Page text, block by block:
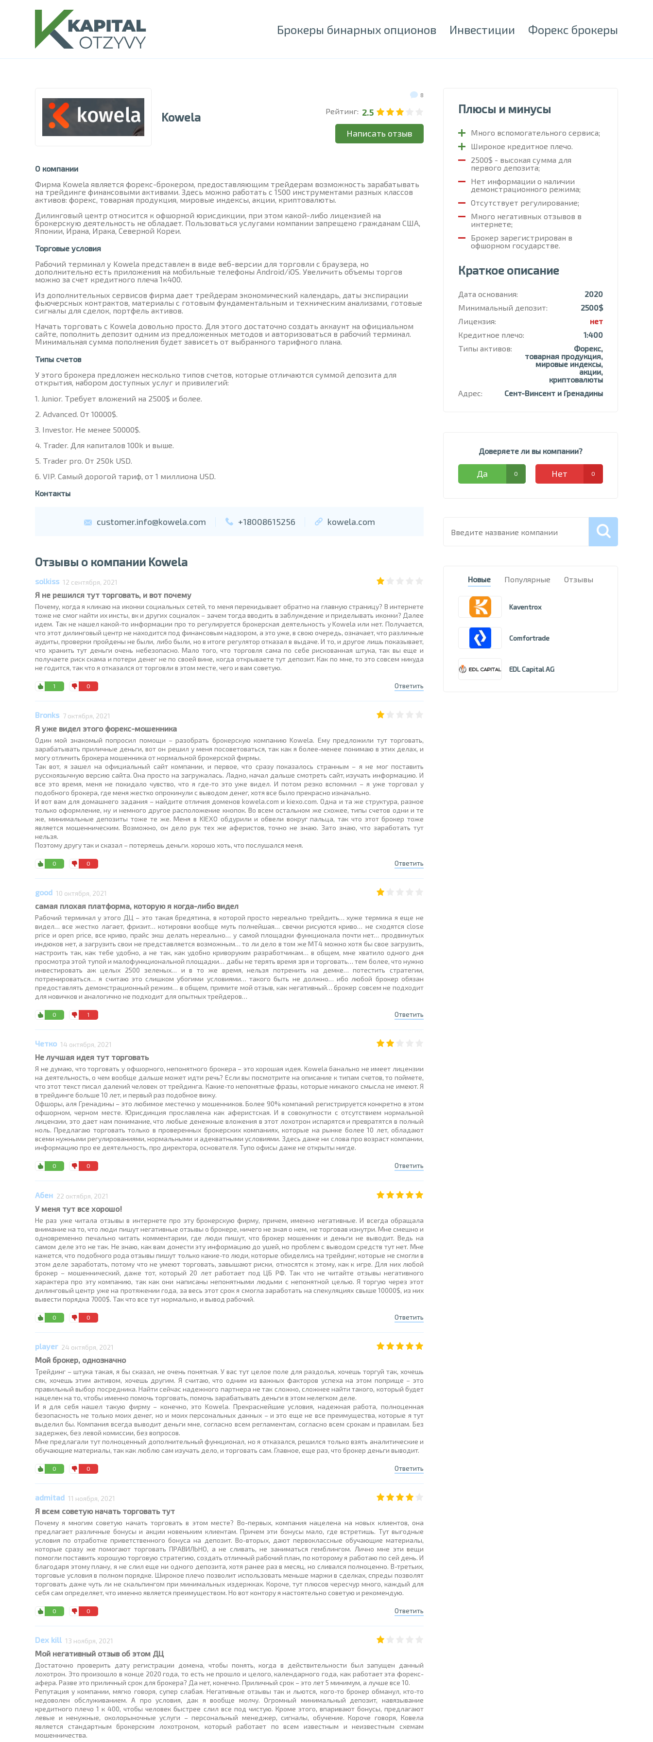
Брокеры бинарных опционов Инвестиции Форекс брокеры
Kowela
8
Рейтинг: 2.5
Написать отзыв
О компании
Фирма Kowela является форекс-брокером, предоставляющим трейдерам возможность зарабатывать
на трейдинге финансовыми активами. Здесь можно работать с 1500 инструментами разных классов
активов: форекс, товарная продукция, мировые индексы, акции, криптовалюты.
Дилинговый центр относится к офшорной юрисдикции, при этом какой-либо лицензией на
брокерскую деятельность не обладает. Пользоваться услугами компании запрещено гражданам США,
Японии, Ирана, Ирака, Северной Кореи.
Торговые условия
Рабочий терминал у Kowela представлен в виде веб-версии для торговли с браузера, но
дополнительно есть приложения на мобильные телефоны Android/iOS. Увеличить объемы торгов
можно за счет кредитного плеча 1к400.
Из дополнительных сервисов фирма дает трейдерам экономический календарь, даты экспирации
фьючерсных контрактов, материалы с готовым фундаментальным и техническим анализами, готовые
сигналы для сделок, портфель активов.
Начать торговать с Kowela довольно просто. Для этого достаточно создать аккаунт на официальном
сайте, пополнить депозит одним из предложенных методов и авторизоваться в рабочий терминал.
Минимальная сумма пополнения будет зависеть от выбранного тарифного плана.
Типы счетов
У этого брокера предложен несколько типов счетов, которые отличаются суммой депозита для
открытия, набором доступных услуг и привилегий:
Junior. Требует вложений на 2500$ и более.
Advanced. От 10000$.
Investor. Не менее 50000$.
Trader. Для капиталов 100k и выше.
Trader pro. От 250k USD.
VIP. Самый дорогой тариф, от 1 миллиона USD.
Контакты
customer.info@kowela.com +18008615256 kowela.com
Отзывы о компании Kowela
solkiss 12 сентября, 2021
Я не решился тут торговать, и вот почему
Почему, когда я кликаю на иконки социальных сетей, то меня перекидывает обратно на главную страницу? В интернете
тоже не смог найти их инсты, вк и других социалок – зачем тогда вводить в заблуждение и приделывать иконки? Далее
идем. Так не нашел какой-то информации про то регулируется брокерская деятельность у Kowela или нет. Получается,
что этот дилинговый центр не находится под финансовым надзором, а это уже, в свою очередь, означает, что различные
аудиты, проверки пройдены не были, либо были, но в итоге регулятор отказал в выдаче. И то, и другое лишь показывает,
что хранить тут деньги очень небезопасно. Мало того, что торговля сама по себе рискованная штука, так вы еще и
получаете риск скама и потери денег не по своей вине, когда открываете тут депозит. Как по мне, то это совсем никуда
не годится, так что я отказался от торговли в этом месте, чего и вам советую.
1 0 Ответить
Bronks 7 октября, 2021
Я уже видел этого форекс-мошенника
Один мой знакомый попросил помощи – разобрать брокерскую компанию Kowela. Ему предложили тут торговать,
зарабатывать приличные деньги, вот он решил у меня посоветоваться, так как я более-менее понимаю в этих делах, и
могу отличить брокера мошенника от нормальной брокерской фирмы.
Так вот, я зашел на официальный сайт компании, и первое, что сразу показалось странным – я не мог поставить
русскоязычную версию сайта. Она просто на загружалась. Ладно, начал дальше смотреть сайт, изучать информацию. И
все это время, меня не покидало чувство, что я где-то это уже видел. И потом резко вспомнил – я уже торговал у
подобного брокера, где меня жестко опрокинули с выводом денег, хотя все было прекрасно изначально.
И вот вам для домашнего задания – найдите отличия доменов kowela.com и kiexo.com. Одна и та же структура, разное
только оформление, ну и немного другое расположение кнопок. Во всем остальном же схожее, типы счетов одни и те
же, минимальные депозиты тоже те же. Меня в KIEXO обдурили и обвели вокруг пальца, так что этот брокер тоже
является мошенническим. Возможно, он дело рук тех же аферистов, точно не знаю. Зато знаю, что заработать тут
нельзя.
Поэтому другу так и сказал – потеряешь деньги. хорошо хоть, что послушался меня.
0 0 Ответить
good 10 октября, 2021
самая плохая платформа, которую я когда-либо видел
Рабочий терминал у этого ДЦ – это такая бредятина, в которой просто нереально трейдить… хуже термика я еще не
видел… все жестко лагает, фризит… котировки вообще муть полнейшая… свечки рисуются криво… не сходятся close
price и open price, все криво, прайс экш делать нереально… у самой площадки функционала почти нет… продвинутых
индюков нет, а загрузить свои не представляется возможным… то ли дело в том же МТ4 можно хотя бы свое загрузить,
настроить так, как тебе удобно, а не так, как удобно криворуким разработчикам… в общем, мне хватило одного дня
просмотра этой тупой и малофункциональной площадки… дабы не терять время зря и торговать… тем более, что нужно
инвестировать аж целых 2500 зеленых… и в то же время, нельзя потренить на демке… потестить стратегии,
потренироваться… я считаю это слишком убогими условиями… такого быть не должно… ибо любой брокер обязан
предоставлять демонстрационный режим… в общем, примите мой отзыв, как негативный… брокер совсем не подходит
для новичков и аналогично не подходит для опытных трейдеров…
0 1 Ответить
Четко 14 октября, 2021
Не лучшая идея тут торговать
Я не думаю, что торговать у офшорного, непонятного брокера – это хорошая идея. Kowela банально не имеет лицензии
на деятельность, о чем вообще дальше может идти речь? Если вы посмотрите на описание к типам счетов, то поймете,
что этот текст писал далекий человек от трейдинга. Какие-то непонятные фразы, которые никакого смысла не имеют. Я
в трейдинге больше 10 лет, и первый раз подобное вижу.
Офшоры, аля Гренадины – это любимое местечко у мошенников. Более 90% компаний регистрируется конкретно в этом
офшорном, черном месте. Юрисдикция прославлена как аферистская. И в совокупности с отсутствием нормальной
лицензии, это дает нам понимание, что любые денежные вложения в этот лохотрон испарятся и превратятся в полный
ноль. Предлагаю торговать только в проверенных брокерских компаниях, которые на рынке более 10 лет, обладают
всеми нужными регулированиями, нормальными и адекватными условиями. Здесь даже ни слова про возраст компании,
информацию про ее деятельность, про директора, основателя. Тупо офисы даже не открыты нигде.
0 0 Ответить
Абен 22 октября, 2021
У меня тут все хорошо!
Не раз уже читала отзывы в интернете про эту брокерскую фирму, причем, именно негативные. И всегда обращала
внимание на то, что люди пишут негативные отзывы о брокере, ничего не зная о нем, не торговав изнутри. Мне смешно и
одновременно печально читать комментарии, где люди пишут, что брокер мошенник и деньги не выводит. Ведь на
самом деле это не так. Не знаю, как вам донести эту информацию до ушей, но проблем с выводом средств тут нет. Мне
кажется, что подобного рода отзывы пишут только какие-то люди, которые обиделись на трейдинг, которые не смогли в
этом деле заработать, потому что не умеют торговать, завышают риски, относятся к этому, как к игре. Для них любой
брокер – мошеннический, даже тот, который 20 лет работает под ЦБ РФ. Так что не читайте отзывы негативного
характера про эту компанию, так как они написаны непонятными людьми с непонятной целью. Я торгую через этот
дилинговый центр уже на протяжении года, за весь этот срок я смогла заработать на спекуляциях свыше 10000$, из них
вывести порядка 7000$. Так что все тут нормально, и вывод рабочий.
0 0 Ответить
player 24 октября, 2021
Мой брокер, однозначно
Трейдинг – штука такая, я бы сказал, не очень понятная. У вас тут целое поле для раздолья, хочешь торгуй так, хочешь
сяк, хочешь этим активом, хочешь другим. Я считаю, что одним из важных факторов успеха на этом поприще – это
правильный выбор посредника. Найти сейчас надежного партнера не так сложно, сложнее найти такого, который будет
нацелен на то, чтобы именно помочь торговать, помочь зарабатывать деньги в этом нелегком деле.
И я для себя нашел такую фирму – конечно, это Kowela. Прекраснейшие условия, надежная работа, полноценная
безопасность не только моих денег, но и моих персональных данных – и это еще не все преимущества, которые я тут
выделил бы. Компания всегда выводит деньги мне, согласно всем регламентам, согласно всем срокам и правилам. Без
задержек, без левой комиссии, без вопросов.
Мне предлагали тут полноценный дополнительный функционал, но я отказался, решился только взять аналитические и
обучающие материалы, так как люблю сам изучать дело, и торговать сам. Главное, еще раз, что брокер деньги выводит.
0 0 Ответить
admitad 11 ноября, 2021
Я всем советую начать торговать тут
Почему я многим советую начать торговать в этом месте? Во-первых, компания нацелена на новых клиентов, она
предлагает различные бонусы и акции новеньким клиентам. Причем эти бонусы мало, где встретишь. Тут выгодные
условия по отработке приветственного бонуса на депозит. Во-вторых, дают первоклассные обучающие материалы,
которые сразу же помогают торговать ПРАВИЛЬНО, а не сливать, не заниматься гемблингом. Лично мне эти вещи
помогли поставить хорошую торговую стратегию, создать отличный рабочий план, по которому я работаю по сей день. И
благодаря этому плану, я не слил еще ни одного депозита, хотя ранее раз в месяц, но сливался полноценно. В-третьих,
торговые условия в полном порядке. Широкое плечо позволит использовать меньше маржи в сделках, спреды позволят
торговать даже чуть ли не скальпингом при минимальных издержках. Короче, тут плюсов чересчур много, каждый для
себя сам определяет, что именно является преимуществом. Но вот контору я настоятельно советую и рекомендую.
0 0 Ответить
Dex kill 13 ноября, 2021
Мой негативный отзыв об этом ДЦ
Достаточно проверить дату регистрации домена, чтобы понять, когда в действительности был запущен данный
лохотрон. Это произошло в конце 2020 года, то есть не прошло и целого, календарного года, как работает эта форекс-
афера. Разве это приличный срок для брокера? Да нет, конечно. Приличный срок – это лет 5 минимум, а лучше все 10.
Репутация у компании, мягко говоря, супер слабая. Негативные отзывы так и льются, кого-то брокер обманул, кто-то
недоволен обслуживанием. А про условия, дак я вообще молчу. Огромный минимальный депозит, навязывание
кредитного плечо 1 к 400, чтобы человек быстрее слил все под чистую. Кроме этого, впаривают бонусы, предлагают
левые и ненужные, околорыночные услуги – персональный менеджер, сигналы, обучение. Короче говоря, Ковела
является стандартным брокерским лохотроном, который работает по всем известным и неизвестным схемам
мошенничества.
Плюсы и минусы
Много вспомогательного сервиса;
Широкое кредитное плечо.
2500$ - высокая сумма для
первого депозита;
Нет информации о наличии
демонстрационного режима;
Отсутствует регулирование;
Много негативных отзывов в
интернете;
Брокер зарегистрирован в
офшорном государстве.
Краткое описание
Дата основания:
2020
Минимальный депозит:
2500$
Лицензия:
нет
Кредитное плечо:
1:400
Типы активов:
Форекс,
товарная продукция,
мировые индексы,
акции,
криптовалюты
Адрес:
Сент-Винсент и Гренадины
Доверяете ли вы компании?
Да 0 Нет 0
Новые Популярные Отзывы
Kaventrox
Comfortrade
EDL Capital AG